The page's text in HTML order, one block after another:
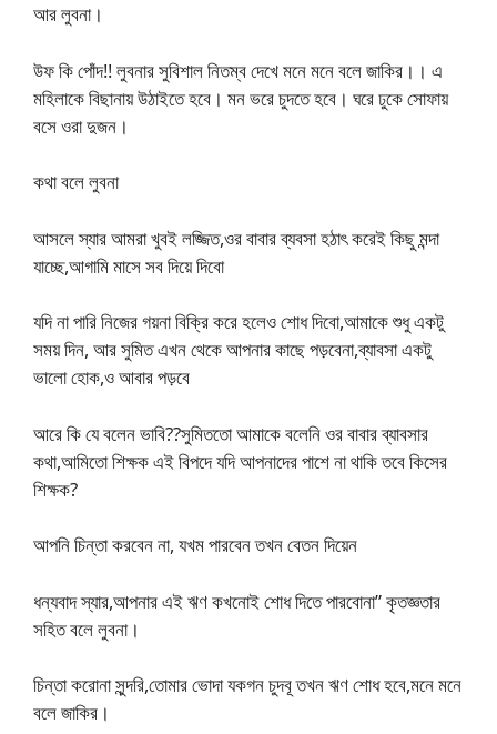
আর লুবনা।
উফ কি পোঁদ!! লুবনার সুবিশাল নিতম্ব দেখে মনে মনে বলে জাকির।। এ
মহিলাকে বিছানায় উঠাইতে হবে। মন ভরে চুদতে হবে। ঘরে ঢুকে সোফায়
বসে ওরা দুজন।
কথা বলে লুবনা
আসলে স্যার আমরা খুবই লজ্জিত,ওর বাবার ব্যবসা হঠাৎ করেই কিছু মন্দা
যাচ্ছে,আগামি মাসে সব দিয়ে দিবো
যদি না পারি নিজের গয়না বিক্রি করে হলেও শোধ দিবো,আমাকে শুধু একটু
সময় দিন, আর সুমিত এখন থেকে আপনার কাছে পড়বেনা,ব্যাবসা একটু
ভালো হোক,ও আবার পড়বে
আরে কি যে বলেন ভাবি??সুমিততো আমাকে বলেনি ওর বাবার ব্যাবসার
কথা,আমিতো শিক্ষক এই বিপদে যদি আপনাদের পাশে না থাকি তবে কিসের
শিক্ষক?
আপনি চিন্তা করবেন না, যখম পারবেন তখন বেতন দিয়েন
ধন্যবাদ স্যার,আপনার এই ঋণ কখনোই শোধ দিতে পারবোনা” কৃতজ্ঞতার
সহিত বলে লুবনা।
চিন্তা করোনা সুন্দরি,তোমার ভোদা যকগন চুদবূ তখন ঋণ শোধ হবে,মনে মনে
বলে জাকির।